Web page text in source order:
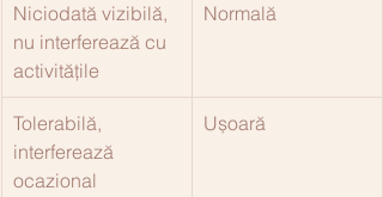
Niciodată vizibilă,
nu interferează cu
activitățile
Normală
Tolerabilă,
interferează
ocazional
Ușoară